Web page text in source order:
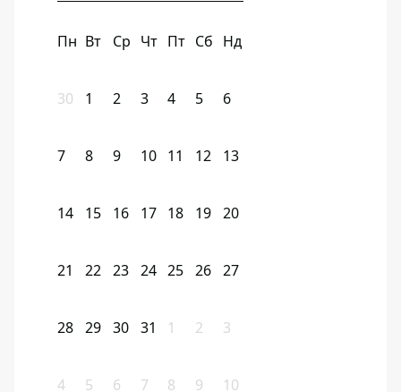
Пн Вт Ср Чт Пт Сб Нд
30 1 2 3 4 5 6
7 8 9 10 11 12 13
14 15 16 17 18 19 20
21 22 23 24 25 26 27
28 29 30 31 1 2 3
4 5 6 7 8 9 10